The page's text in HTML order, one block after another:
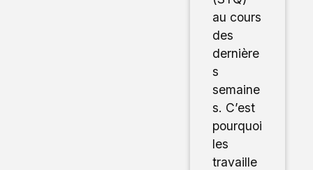
au cours
des
dernière
s
semaine
s. C’est
pourquoi
les
travaille